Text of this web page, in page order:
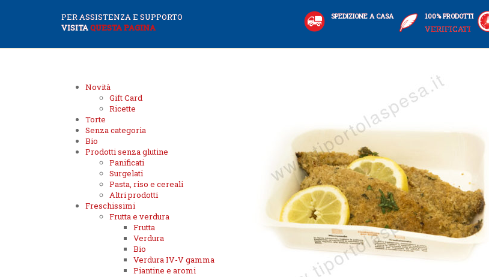
PER ASSISTENZA E SUPPORTO
VISITAQUESTA PAGINA
SPEDIZIONE A CASA 100% PRODOTTI
VERIFICATI
Novità
Gift Card
Ricette
Torte
Senza categoria
Bio
Prodotti senza glutine
Panificati
Surgelati
Pasta, riso e cereali
Altri prodotti
Freschissimi
Frutta e verdura
Frutta
Verdura
Bio
Verdura IV-V gamma
Piantine e aromi